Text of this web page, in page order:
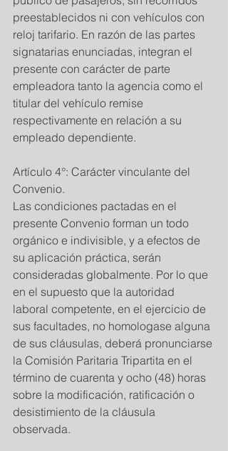
preestablecidos ni con vehículos con
reloj tarifario. En razón de las partes
signatarias enunciadas, integran el
presente con carácter de parte
empleadora tanto la agencia como el
titular del vehículo remise
respectivamente en relación a su
empleado dependiente.
Artículo 4°: Carácter vinculante del
Convenio.
Las condiciones pactadas en el
presente Convenio forman un todo
orgánico e indivisible, y a efectos de
su aplicación práctica, serán
consideradas globalmente. Por lo que
en el supuesto que la autoridad
laboral competente, en el ejercicio de
sus facultades, no homologase alguna
de sus cláusulas, deberá pronunciarse
la Comisión Paritaria Tripartita en el
término de cuarenta y ocho (48) horas
sobre la modificación, ratificación o
desistimiento de la cláusula
observada.